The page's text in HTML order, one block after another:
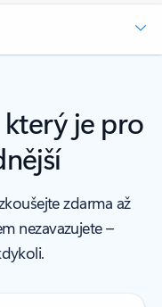
je pro
zdarma až
nezavazujete –⁠⁠